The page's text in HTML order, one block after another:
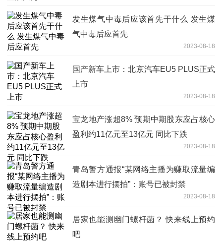
发生煤气中毒后应该首先干什么 发生煤
气中毒后应首先
2023-08-18
国产新车上市：北京汽车EU5 PLUS正式
上市
2023-08-18
宝龙地产涨超8% 预期中期股东应占核心
盈利约11亿元至13亿元 同比下跌
2023-08-18
青岛警方通报“某网络主播为赚取流量编
造剧本进行摆拍”：账号已被封禁
2023-08-18
居家也能测幽门螺杆菌？ 快来线上预约
吧